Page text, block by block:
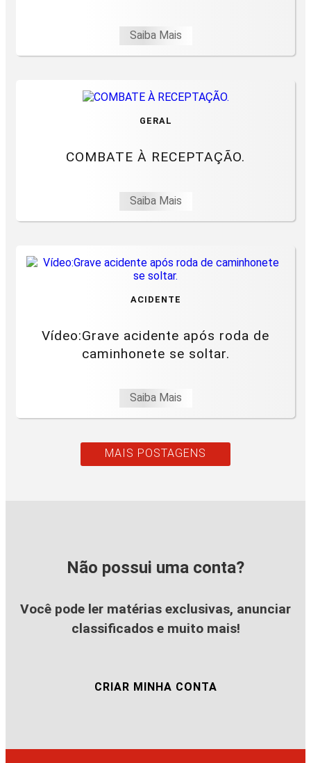
Saiba Mais
GERAL
COMBATE À RECEPTAÇÃO.
Saiba Mais
ACIDENTE
Vídeo:Grave acidente após roda de
caminhonete se soltar.
Saiba Mais
MAIS POSTAGENS
Não possui uma conta?
Você pode ler matérias exclusivas, anunciar
classificados e muito mais!
CRIAR MINHA CONTA